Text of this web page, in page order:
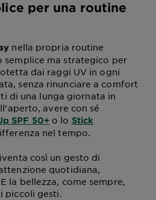
per una routine
nella propria routine
semplice ma strategico per
dai raggi UV in ogni
senza rinunciare a comfort
di una lunga giornata in
avere con sé
SPF 50+o lo Stick
nel tempo.
così un gesto di
quotidiana,
la bellezza, come sempre,
piccoli gesti.